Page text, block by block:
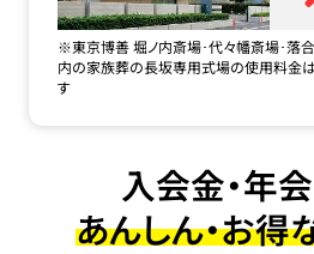
※東京博善 堀ノ内斎場･代々幡斎場･落
内の家族葬の長坂専用式場の使用料金
す
入会金・年
あんしん・お得